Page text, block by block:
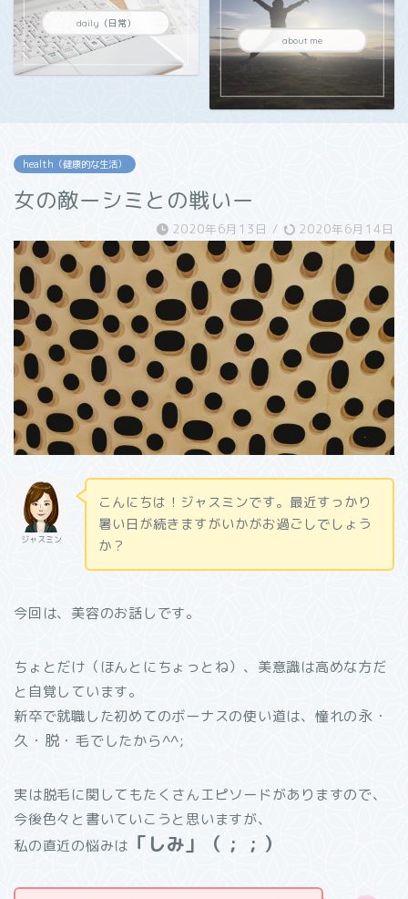
daily（日常）
about me
health（健康的な生活）
女の敵ーシミとの戦いー
2020年6月13日 / 2020年6月14日
ジャスミン
こんにちは！ジャスミンです。最近すっかり
暑い日が続きますがいかがお過ごしでしょう
か？
今回は、美容のお話しです。
ちょとだけ（ほんとにちょっとね）、美意識は高めな方だ
と自覚しています。
新卒で就職した初めてのボーナスの使い道は、憧れの永・
久・脱・毛でしたから^^;
実は脱毛に関してもたくさんエピソードがありますので、
今後色々と書いていこうと思いますが、
私の直近の悩みは 「しみ」（ ; ; ）